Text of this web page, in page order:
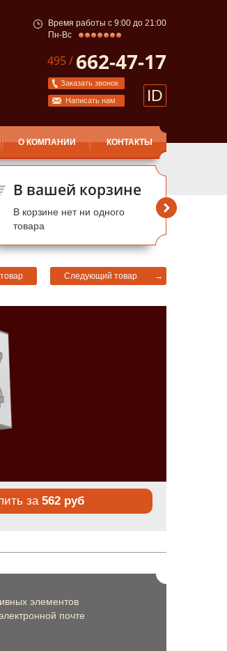
Время работы с 9:00 до 21:00
Пн-Вс
495 / 662-47-17
Заказать звонок
Написать нам ID
О КОМПАНИИ КОНТАКТЫ
В вашей корзине
В корзине нет ни одного
товара
Следующий товар →
за562 руб
элементов
почте